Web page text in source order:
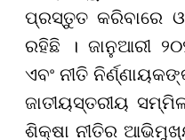
ପ୍ରସ୍ତୁତ କରିବାରେ
ରହିଛି । ଜାନୁଆରୀ
ଏବଂ ନୀତି
ଜାତୀୟସ୍ତରୀୟ
ଶିକ୍ଷା ନୀତିର